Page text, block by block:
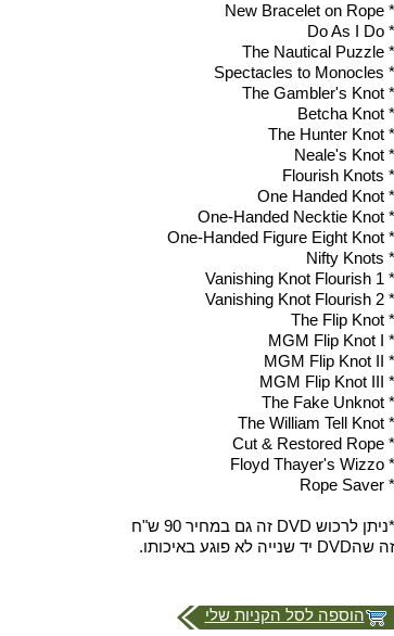
* New Bracelet on Rope
* Do As I Do
* The Nautical Puzzle
* Spectacles to Monocles
* The Gambler's Knot
* Betcha Knot
* The Hunter Knot
* Neale's Knot
* Flourish Knots
* One Handed Knot
* One-Handed Necktie Knot
* One-Handed Figure Eight Knot
* Nifty Knots
* Vanishing Knot Flourish 1
* Vanishing Knot Flourish 2
* The Flip Knot
* MGM Flip Knot I
* MGM Flip Knot II
* MGM Flip Knot III
* The Fake Unknot
* The William Tell Knot
* Cut & Restored Rope
* Floyd Thayer's Wizzo
* Rope Saver
*ניתן לרכוש DVD זה גם במחיר 90 ש"ח
זה שהDVD יד שנייה לא פוגע באיכותו.
הוספה לסל הקניות שלי